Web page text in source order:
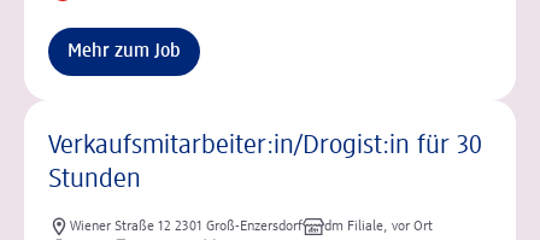
Mehr zum Job
Verkaufsmitarbeiter:in/Drogist:in für 30
Stunden
Wiener Straße 12 2301 Groß-Enzersdorf
dm Filiale, vor Ort